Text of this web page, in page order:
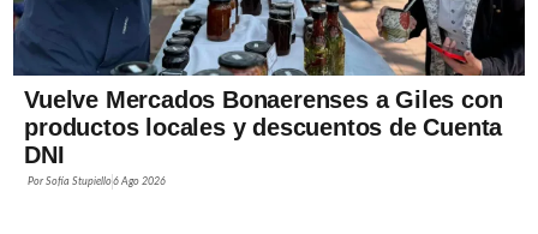
Vuelve Mercados Bonaerenses a Giles con
productos locales y descuentos de Cuenta
DNI
PorSofía Stupiello6 Ago 2026